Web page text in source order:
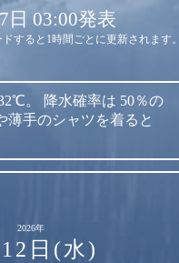
日 03:00発表
すると1時間ごとに更新されます。
。 降水確率は 50％の
薄手のシャツを着ると
2026年
日(水)